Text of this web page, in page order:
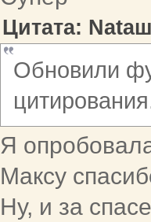
Цитата:
Обновили
Я
Максу
Ну, и за